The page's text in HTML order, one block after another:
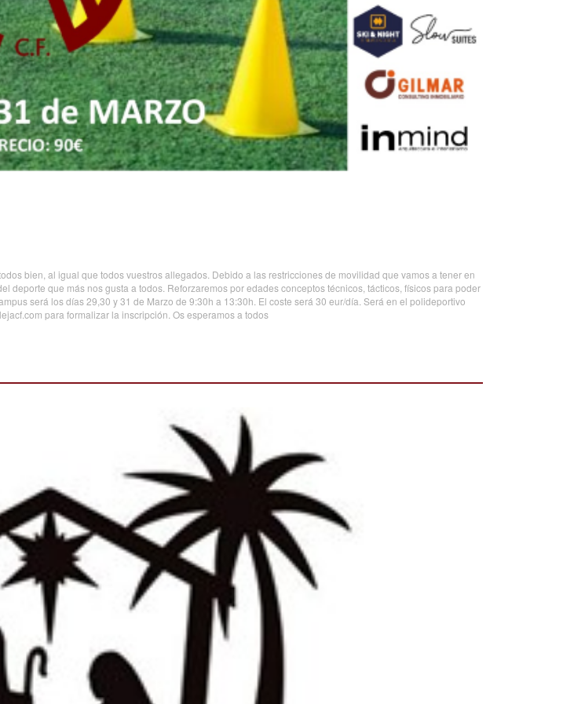
bien, al igual que todos vuestros allegados. Debido a las restricciones de movilidad que vamos a tener en
que más nos gusta a todos. Reforzaremos por edades conceptos técnicos, tácticos, físicos para poder
será los días 29,30 y 31 de Marzo de 9:30h a 13:30h. El coste será 30 eur/día. Será en el polideportivo
para formalizar la inscripción. Os esperamos a todos